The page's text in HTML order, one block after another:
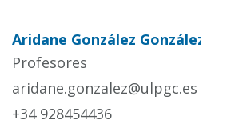
Aridane González González
Profesores
aridane.gonzalez@ulpgc.es
+34 928454436